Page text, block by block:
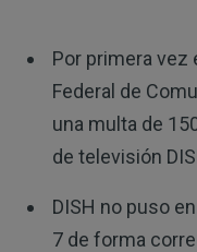
Por primera vez
Federal de
una multa de
de televisión
DISH no puso
7 de forma